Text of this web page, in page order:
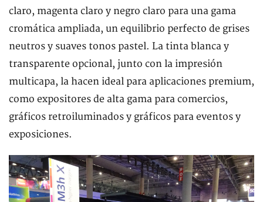
claro, magenta claro y negro claro para una gama
cromática ampliada, un equilibrio perfecto de grises
neutros y suaves tonos pastel. La tinta blanca y
transparente opcional, junto con la impresión
multicapa, la hacen ideal para aplicaciones premium,
como expositores de alta gama para comercios,
gráficos retroiluminados y gráficos para eventos y
exposiciones.